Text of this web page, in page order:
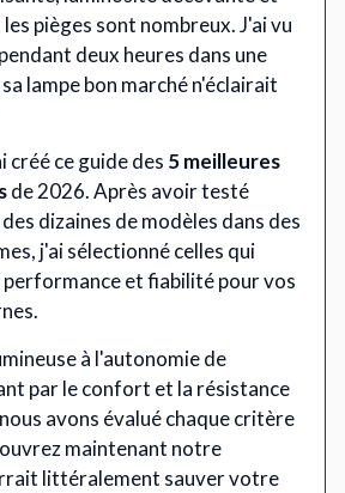
pièges sont nombreux. J'ai vu
deux heures dans une
lampe bon marché n'éclairait
créé ce guide des 5 meilleures
de 2026. Après avoir testé
dizaines de modèles dans des
j'ai sélectionné celles qui
et fiabilité pour vos
à l'autonomie de
par le confort et la résistance
avons évalué chaque critère
maintenant notre
littéralement sauver votre